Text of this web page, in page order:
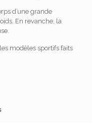
d’une grande
En revanche, la
modèles sportifs faits